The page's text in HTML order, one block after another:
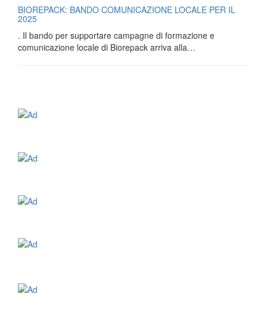
BIOREPACK: BANDO COMUNICAZIONE LOCALE PER IL
2025
. Il bando per supportare campagne di formazione e
comunicazione locale di Biorepack arriva alla…